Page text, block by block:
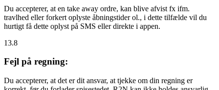
Du accepterer, at en take away ordre, kan blive afvist fx ifm.
travlhed eller forkert oplyste åbningstider ol., i dette tilfælde vil du
hurtigt få dette oplyst på SMS eller direkte i appen.
13.8
Fejl på regning:
Du accepterer, at det er dit ansvar, at tjekke om din regning er